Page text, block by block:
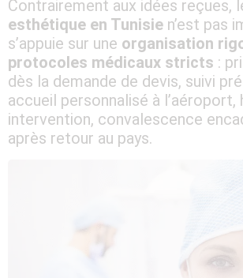
Contrairement aux idées reçues,
esthétique en Tunisie n’est pas
s’appuie sur une organisation
protocoles médicaux stricts :
dès la demande de devis, suivi
accueil personnalisé à l’aéroport,
intervention, convalescence
après retour au pays.